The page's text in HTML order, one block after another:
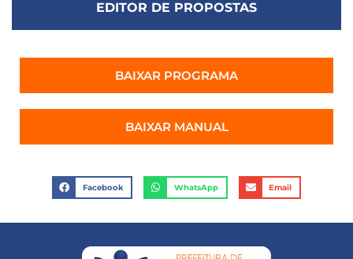
EDITOR DE PROPOSTAS
BAIXAR PROGRAMA
BAIXAR MANUAL
Facebook WhatsApp Email